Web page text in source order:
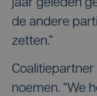
jaar geleden
de andere
zetten.”
noemen. “We